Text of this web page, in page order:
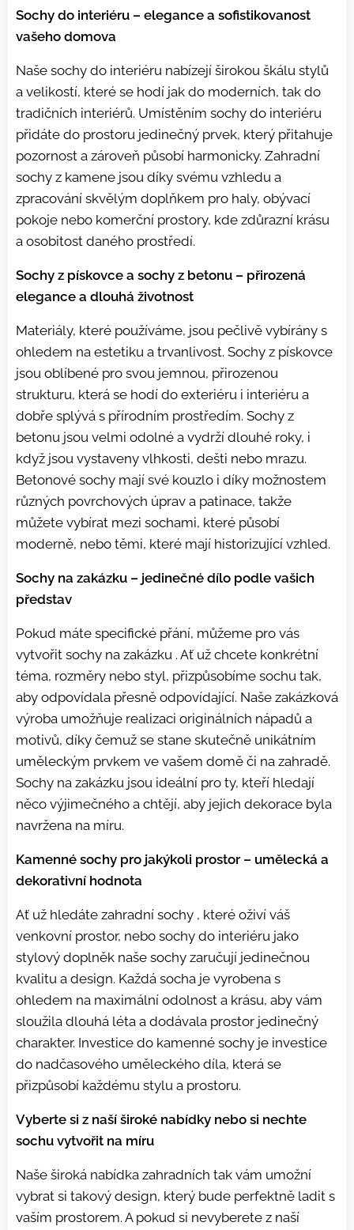
Sochy do interiéru – elegance a sofistikovanost
vašeho domova
Naše sochy do interiéru nabízejí širokou škálu stylů
a velikostí, které se hodí jak do moderních, tak do
tradičních interiérů. Umístěním sochy do interiéru
přidáte do prostoru jedinečný prvek, který přitahuje
pozornost a zároveň působí harmonicky. Zahradní
sochy z kamene jsou díky svému vzhledu a
zpracování skvělým doplňkem pro haly, obývací
pokoje nebo komerční prostory, kde zdůrazní krásu
a osobitost daného prostředí.
Sochy z pískovce a sochy z betonu – přirozená
elegance a dlouhá životnost
Materiály, které používáme, jsou pečlivě vybírány s
ohledem na estetiku a trvanlivost. Sochy z pískovce
jsou oblíbené pro svou jemnou, přirozenou
strukturu, která se hodí do exteriéru i interiéru a
dobře splývá s přírodním prostředím. Sochy z
betonu jsou velmi odolné a vydrží dlouhé roky, i
když jsou vystaveny vlhkosti, dešti nebo mrazu.
Betonové sochy mají své kouzlo i díky možnostem
různých povrchových úprav a patinace, takže
můžete vybírat mezi sochami, které působí
moderně, nebo těmi, které mají historizující vzhled.
Sochy na zakázku – jedinečné dílo podle vašich
představ
Pokud máte specifické přání, můžeme pro vás
vytvořit sochy na zakázku . Ať už chcete konkrétní
téma, rozměry nebo styl, přizpůsobíme sochu tak,
aby odpovídala přesně odpovídající. Naše zakázková
výroba umožňuje realizaci originálních nápadů a
motivů, díky čemuž se stane skutečně unikátním
uměleckým prvkem ve vašem domě či na zahradě.
Sochy na zakázku jsou ideální pro ty, kteří hledají
něco výjimečného a chtějí, aby jejich dekorace byla
navržena na míru.
Kamenné sochy pro jakýkoli prostor – umělecká a
dekorativní hodnota
Ať už hledáte zahradní sochy , které oživí váš
venkovní prostor, nebo sochy do interiéru jako
stylový doplněk naše sochy zaručují jedinečnou
kvalitu a design. Každá socha je vyrobena s
ohledem na maximální odolnost a krásu, aby vám
sloužila dlouhá léta a dodávala prostor jedinečný
charakter. Investice do kamenné sochy je investice
do nadčasového uměleckého díla, která se
přizpůsobí každému stylu a prostoru.
Vyberte si z naší široké nabídky nebo si nechte
sochu vytvořit na míru
Naše široká nabídka zahradních tak vám umožní
vybrat si takový design, který bude perfektně ladit s
vaším prostorem. A pokud si nevyberete z naší